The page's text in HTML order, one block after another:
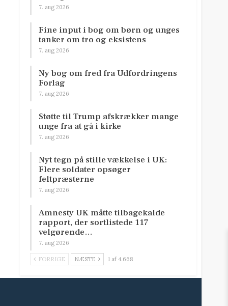
7. aug 2026
Fine input i bog om børn og unges
tanker om tro og eksistens
7. aug 2026
Ny bog om fred fra Udfordringens
Forlag
7. aug 2026
Støtte til Trump afskrækker mange
unge fra at gå i kirke
7. aug 2026
Nyt tegn på stille vækkelse i UK:
Flere soldater opsøger
feltpræsterne
7. aug 2026
Amnesty UK måtte tilbagekalde
rapport, der sortlistede 117
velgørende…
7. aug 2026
FORRIGE NÆSTE 1 af 4.668